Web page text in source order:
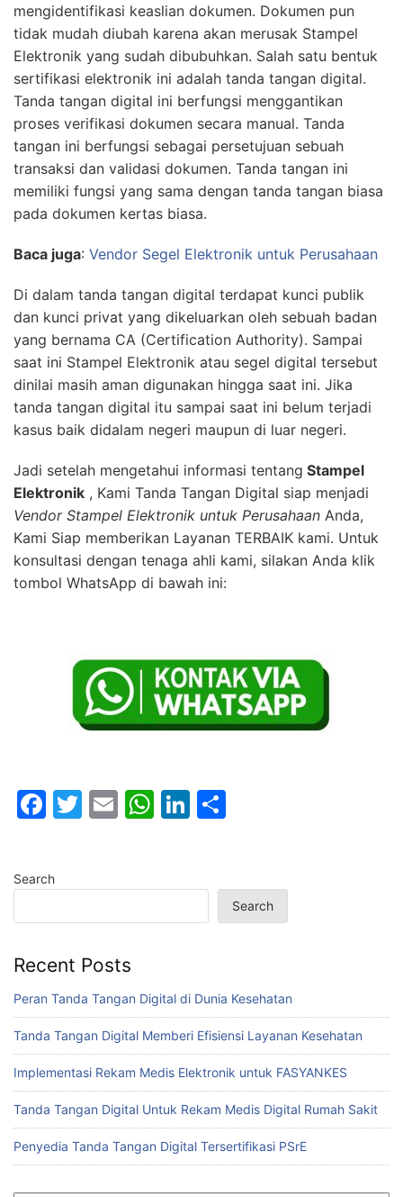
mengidentifikasi keaslian dokumen. Dokumen pun
tidak mudah diubah karena akan merusak Stampel
Elektronik yang sudah dibubuhkan. Salah satu bentuk
sertifikasi elektronik ini adalah tanda tangan digital.
Tanda tangan digital ini berfungsi menggantikan
proses verifikasi dokumen secara manual. Tanda
tangan ini berfungsi sebagai persetujuan sebuah
transaksi dan validasi dokumen. Tanda tangan ini
memiliki fungsi yang sama dengan tanda tangan biasa
pada dokumen kertas biasa.
Baca juga: Vendor Segel Elektronik untuk Perusahaan
Di dalam tanda tangan digital terdapat kunci publik
dan kunci privat yang dikeluarkan oleh sebuah badan
yang bernama CA (Certification Authority). Sampai
saat ini Stampel Elektronik atau segel digital tersebut
dinilai masih aman digunakan hingga saat ini. Jika
tanda tangan digital itu sampai saat ini belum terjadi
kasus baik didalam negeri maupun di luar negeri.
Jadi setelah mengetahui informasi tentang Stampel
Elektronik , Kami Tanda Tangan Digital siap menjadi
Vendor Stampel Elektronik untuk Perusahaan Anda,
Kami Siap memberikan Layanan TERBAIK kami. Untuk
konsultasi dengan tenaga ahli kami, silakan Anda klik
tombol WhatsApp di bawah ini:
F
e
b
o
k
T
er
E
l
W
s
A
Li
e
dI
e
Search
Search
Recent Posts
Peran Tanda Tangan Digital di Dunia Kesehatan
Tanda Tangan Digital Memberi Efisiensi Layanan Kesehatan
Implementasi Rekam Medis Elektronik untuk FASYANKES
Tanda Tangan Digital Untuk Rekam Medis Digital Rumah Sakit
Penyedia Tanda Tangan Digital Tersertifikasi PSrE